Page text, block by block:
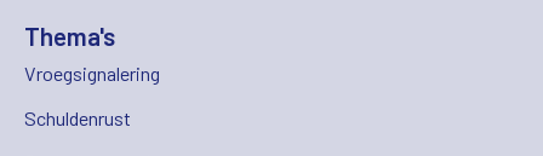
Thema's
Vroegsignalering
Schuldenrust